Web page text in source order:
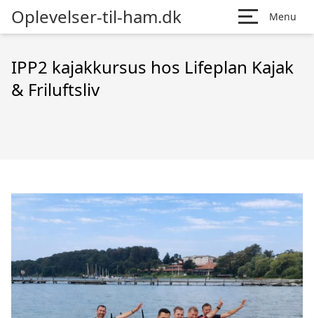
Oplevelser-til-ham.dk Menu
IPP2 kajakkursus hos Lifeplan Kajak
& Friluftsliv